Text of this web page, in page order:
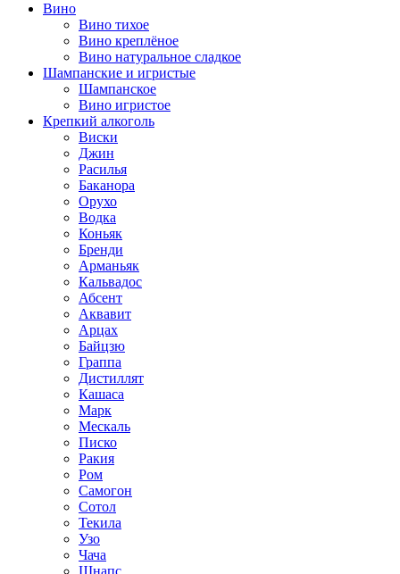
Вино
Вино тихое
Вино креплёное
Вино натуральное сладкое
Шампанские и игристые
Шампанское
Вино игристое
Крепкий алкоголь
Виски
Джин
Расилья
Баканора
Орухо
Водка
Коньяк
Бренди
Арманьяк
Кальвадос
Абсент
Аквавит
Арцах
Байцзю
Граппа
Дистиллят
Кашаса
Марк
Мескаль
Писко
Ракия
Ром
Самогон
Сотол
Текила
Узо
Чача
Шнапс